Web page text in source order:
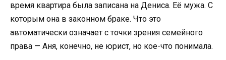
время квартира была записана на Дениса. Её мужа. С
которым она в законном браке. Что это
автоматически означает с точки зрения семейного
права — Аня, конечно, не юрист, но кое-что понимала.